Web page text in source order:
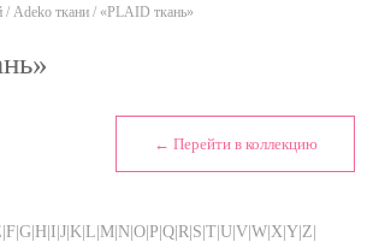
/ Adeko ткани / «PLAID ткань»
← Перейти в коллекцию